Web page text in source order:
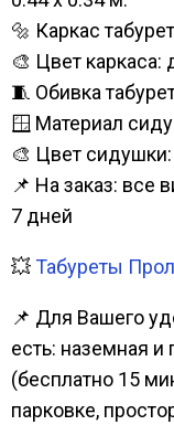
🔩 Каркас
🎨 Цвет каркаса:
🧵 Обивка
🪟 Материал
🎨 Цвет
📌 На заказ: все
7 дней
💥Табуреты
📌 Для Вашего
есть: наземная
(бесплатно 15
парковке,